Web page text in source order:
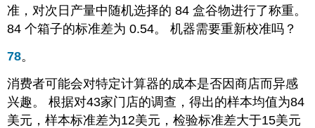
准，对次日产量中随机选择的 84 盒谷物进行了称重。
84 个箱子的标准差为 0.54。 机器需要重新校准吗？
78。
消费者可能会对特定计算器的成本是否因商店而异感
兴趣。 根据对43家门店的调查，得出的样本均值为84
美元，样本标准差为12美元，检验标准差大于15美元